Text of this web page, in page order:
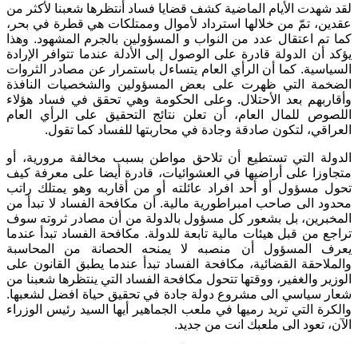
لقد شهدت الأيام الماضية كشف قضايا فساد أنتظرها شعبنا لأكثر من
عقدين، تمّ من خلالها استرداد لأموال وممتلكات هي قطرة في بحر،
كما تم اعتقال عدد من النواب و المسؤولين بالجرم المشهود. وهذا
يؤكد أن الدولة قادرة على الوصول إلى الأدلة عندما تتوافر الإرادة
السياسية. كما أن الرأي العام يتساءل باستمرار عن مصادر الثروات
الضخمة التي ظهرت على بعض المسؤولين والشخصيات النافذة
وأقاربهم بعد الأحتلال. وعلى الحكومة وهي تحقق في فساد هؤلاء
اللصوص للمال العام، أن تعلن نتائج التحقيق على الرأي العام
العراقي، لتكون صادقة وجادة في محاربتها للفساد كما تقول.
الدولة التي تستطيع أن تلاحق مواطن بسبب مخالفة مرورية، أو
متجاوزا على أراضيها في العشوائيات، قادرة أيضا على معرفة كيف
تحول مسؤول أو أحد افراد عائلته أو من أقاربه وهو يمتلك راتب
محدود الى صاحب امبراطورية مالية. أن مكافحة الفساد لا تبدأ من
المخبرين، بل بشعور كل مسؤول بالدولة من أن مصادر ثروته سوف
تراجع من قبل هيئات مالية تابعة للدولة. مكافحة الفساد تبدأ عندما
يعرف المسؤول أن منصبه لا يمنحه الحصانة من المحاسبة
والملاحقة القضائية، مكافحة الفساد تبدأ عندما يطبق القانون على
الوزير والغفير، ووقتها تتحول مكافحة الفساد التي ينتظرها شعبنا من
شعار سياسي الى مشروع دولة جادة في تحقيق حياة افضل لشعبها.
والكرة التي تريد رميها في ملعب الجماهير أيها السيد رئيس الوزراء
الآن، تعود الى ملعبك انت من جديد.